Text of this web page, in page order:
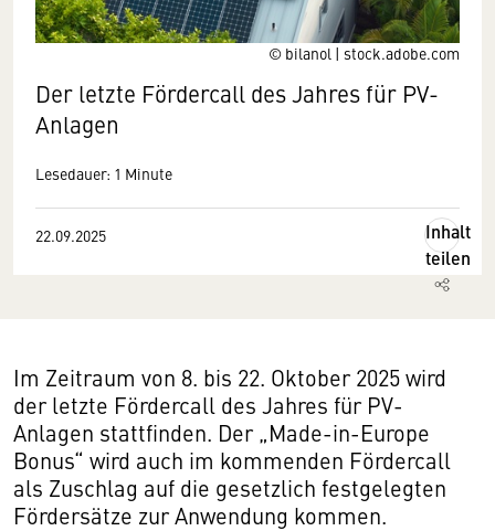
© bilanol | stock.adobe.com
Der letzte Fördercall des Jahres für PV-
Anlagen
Lesedauer: 1 Minute
22.09.2025
Inhalt
teilen
Im Zeitraum von 8. bis 22. Oktober 2025 wird
der letzte Fördercall des Jahres für PV-
Anlagen stattfinden. Der „Made-in-Europe
Bonus“ wird auch im kommenden Fördercall
als Zuschlag auf die gesetzlich festgelegten
Fördersätze zur Anwendung kommen.